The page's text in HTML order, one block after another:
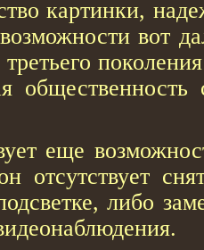
картинки,
вот
еще
отсутствует
либо